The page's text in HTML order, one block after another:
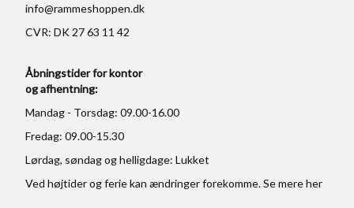
info@rammeshoppen.dk
CVR: DK 27 63 11 42
Åbningstider for kontor
og afhentning:
Mandag - Torsdag: 09.00-16.00
Fredag: 09.00-15.30
Lørdag, søndag og helligdage: Lukket
Ved højtider og ferie kan ændringer forekomme. Se mereher